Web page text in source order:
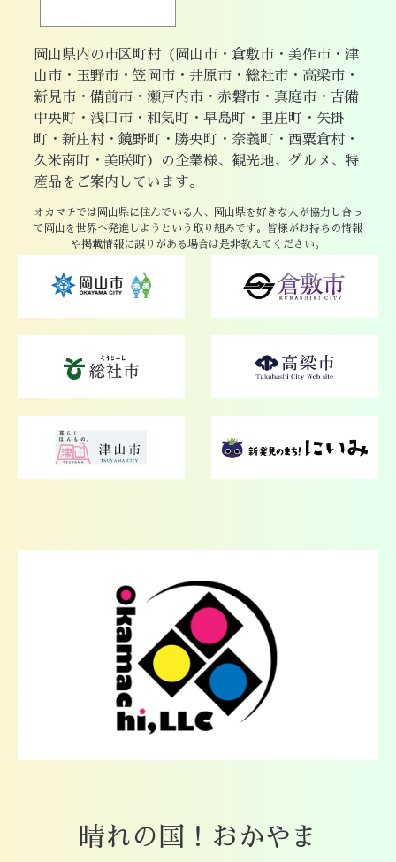
岡山県内の市区町村（岡山市・倉敷市・美作市・津
山市・玉野市・笠岡市・井原市・総社市・高梁市・
新見市・備前市・瀬戸内市・赤磐市・真庭市・吉備
中央町・浅口市・和気町・早島町・里庄町・矢掛
町・新庄村・鏡野町・勝央町・奈義町・西粟倉村・
久米南町・美咲町）の企業様、観光地、グルメ、特
産品をご案内しています。
オカマチでは岡山県に住んでいる人、岡山県を好きな人が協力し合っ
て岡山を世界へ発進しようという取り組みです。皆様がお持ちの情報
や掲載情報に誤りがある場合は是非教えてください。
晴れの国！おかやま